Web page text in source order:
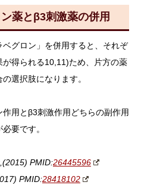
薬とβ3刺激薬の併用
グロン」を併用すると、それぞ
得られる10,11)ため、片方の薬
選択肢になります。
用とβ3刺激作用どちらの副作用
要です。
PMID:26445596
PMID:28418102